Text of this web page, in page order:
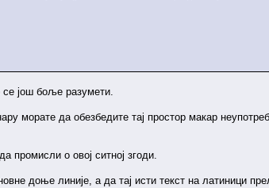
још боље разумети.
морате да обезбедите тај простор макар
промисли о овој ситној згоди.
доње линије, а да тај исти текст на латиници